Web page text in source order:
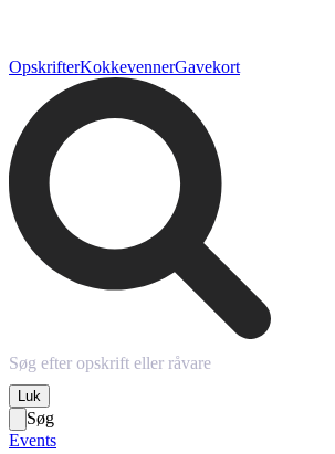
OpskrifterKokkevennerGavekort
Luk
Søg
Events